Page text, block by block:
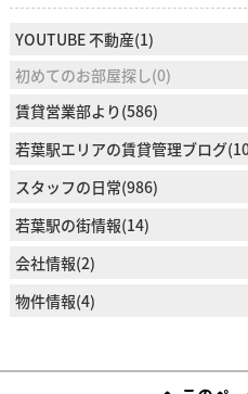
YOUTUBE 不動産(1)
初めてのお部屋探し(0)
賃貸営業部より(586)
若葉駅エリアの賃貸管理ブログ
スタッフの日常(986)
若葉駅の街情報(14)
会社情報(2)
物件情報(4)